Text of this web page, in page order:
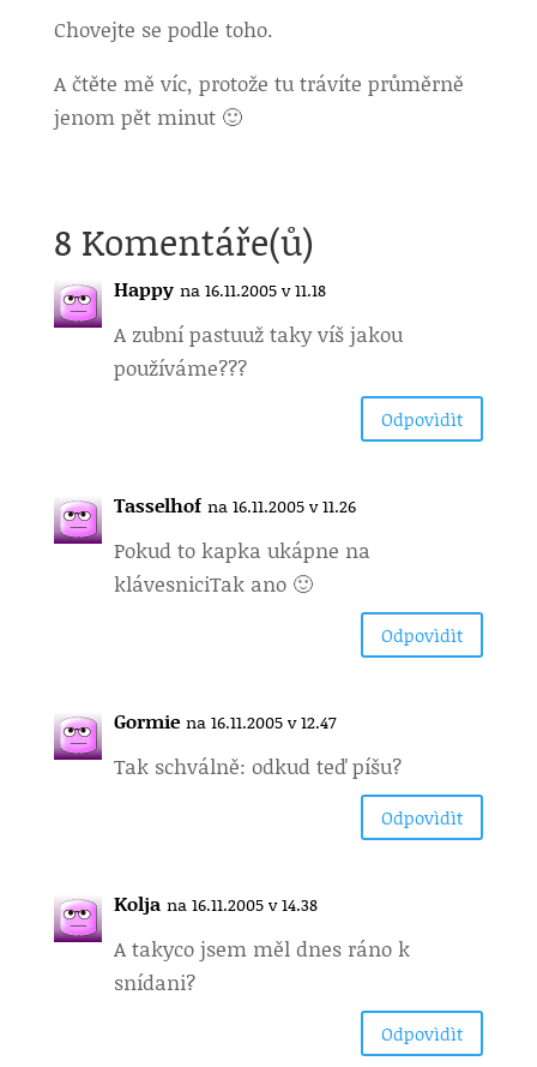
Chovejte se podle toho.
A čtěte mě víc, protože tu trávíte průměrně
jenom pět minut 🙂
8 Komentáře(ů)
Happy na 16.11.2005 v 11.18
A zubní pastuuž taky víš jakou
používáme???
Odpovìdìt
Tasselhof na 16.11.2005 v 11.26
Pokud to kapka ukápne na
klávesniciTak ano 🙂
Odpovìdìt
Gormie na 16.11.2005 v 12.47
Tak schválně: odkud teď píšu?
Odpovìdìt
Kolja na 16.11.2005 v 14.38
A takyco jsem měl dnes ráno k
snídani?
Odpovìdìt